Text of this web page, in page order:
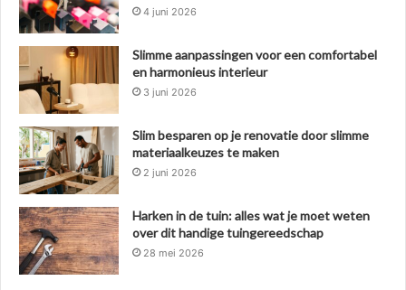
4 juni 2026
Slimme aanpassingen voor een comfortabel
en harmonieus interieur
3 juni 2026
Slim besparen op je renovatie door slimme
materiaalkeuzes te maken
2 juni 2026
Harken in de tuin: alles wat je moet weten
over dit handige tuingereedschap
28 mei 2026